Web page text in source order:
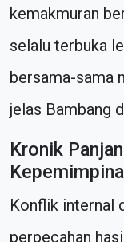
kemakmuran
selalu terbuka
bersama-sama
jelas Bambang
Kronik
Konflik internal
perpecahan